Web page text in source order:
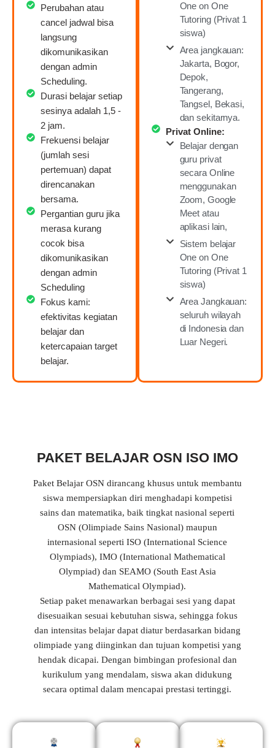
Perubahan atau
cancel jadwal bisa
langsung
dikomunikasikan
dengan admin
Scheduling.
Durasi belajar setiap
sesinya adalah 1,5 -
2 jam.
Frekuensi belajar
(jumlah sesi
pertemuan) dapat
direncanakan
bersama.
Pergantian guru jika
merasa kurang
cocok bisa
dikomunikasikan
dengan admin
Scheduling
Fokus kami:
efektivitas kegiatan
belajar dan
ketercapaian target
belajar.
One on One
Tutoring (Privat 1
siswa)
Area jangkauan:
Jakarta, Bogor,
Depok,
Tangerang,
Tangsel, Bekasi,
dan sekitarnya.
Privat Online:
Belajar dengan
guru privat
secara Online
menggunakan
Zoom, Google
Meet atau
aplikasi lain,
Sistem belajar
One on One
Tutoring (Privat 1
siswa)
Area Jangkauan:
seluruh wilayah
di Indonesia dan
Luar Negeri.
PAKET BELAJAR OSN ISO IMO
Paket Belajar OSN dirancang khusus untuk membantu
siswa mempersiapkan diri menghadapi kompetisi
sains dan matematika, baik tingkat nasional seperti
OSN (Olimpiade Sains Nasional) maupun
internasional seperti ISO (International Science
Olympiads), IMO (International Mathematical
Olympiad) dan SEAMO (South East Asia
Mathematical Olympiad).
Setiap paket menawarkan berbagai sesi yang dapat
disesuaikan sesuai kebutuhan siswa, sehingga fokus
dan intensitas belajar dapat diatur berdasarkan bidang
olimpiade yang diinginkan dan tujuan kompetisi yang
hendak dicapai. Dengan bimbingan profesional dan
kurikulum yang mendalam, siswa akan didukung
secara optimal dalam mencapai prestasi tertinggi.